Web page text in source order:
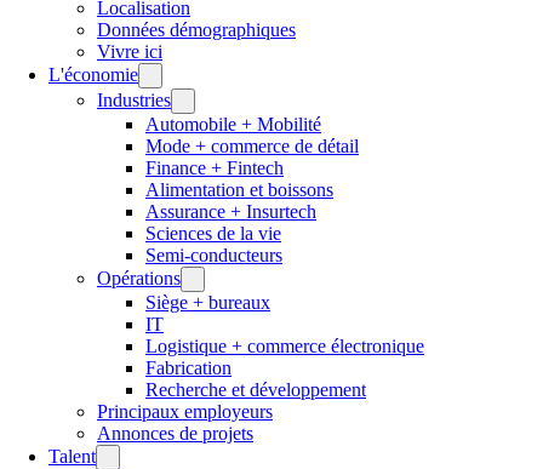
Localisation
Données démographiques
Vivre ici
L'économie
Industries
Automobile + Mobilité
Mode + commerce de détail
Finance + Fintech
Alimentation et boissons
Assurance + Insurtech
Sciences de la vie
Semi-conducteurs
Opérations
Siège + bureaux
IT
Logistique + commerce électronique
Fabrication
Recherche et développement
Principaux employeurs
Annonces de projets
Talent